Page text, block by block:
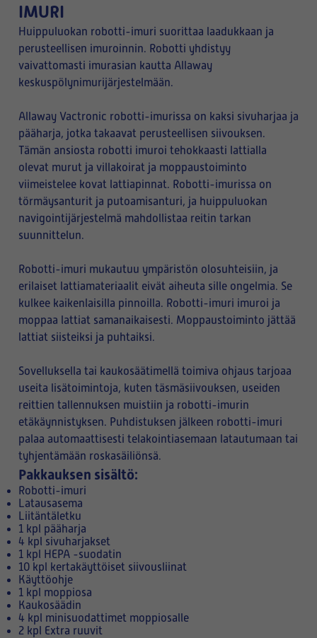
IMURI
Huippuluokan robotti-imuri suorittaa laadukkaan ja
perusteellisen imuroinnin. Robotti yhdistyy
vaivattomasti imurasian kautta Allaway
keskuspölynimurijärjestelmään.
Allaway Vactronic robotti-imurissa on kaksi sivuharjaa ja
pääharja, jotka takaavat perusteellisen siivouksen.
Tämän ansiosta robotti imuroi tehokkaasti lattialla
olevat murut ja villakoirat ja moppaustoiminto
viimeistelee kovat lattiapinnat. Robotti-imurissa on
törmäysanturit ja putoamisanturi, ja huippuluokan
navigointijärjestelmä mahdollistaa reitin tarkan
suunnittelun.
Robotti-imuri mukautuu ympäristön olosuhteisiin, ja
erilaiset lattiamateriaalit eivät aiheuta sille ongelmia. Se
kulkee kaikenlaisilla pinnoilla. Robotti-imuri imuroi ja
moppaa lattiat samanaikaisesti. Moppaustoiminto jättää
lattiat siisteiksi ja puhtaiksi.
Sovelluksella tai kaukosäätimellä toimiva ohjaus tarjoaa
useita lisätoimintoja, kuten täsmäsiivouksen, useiden
reittien tallennuksen muistiin ja robotti-imurin
etäkäynnistyksen. Puhdistuksen jälkeen robotti-imuri
palaa automaattisesti telakointiasemaan latautumaan tai
tyhjentämään roskasäiliönsä.
Pakkauksen sisältö:
Robotti-imuri
Latausasema
Liitäntäletku
1 kpl pääharja
4 kpl sivuharjakset
1 kpl HEPA -suodatin
10 kpl kertakäyttöiset siivousliinat
Käyttöohje
1 kpl moppiosa
Kaukosäädin
4 kpl minisuodattimet moppiosalle
2 kpl Extra ruuvit